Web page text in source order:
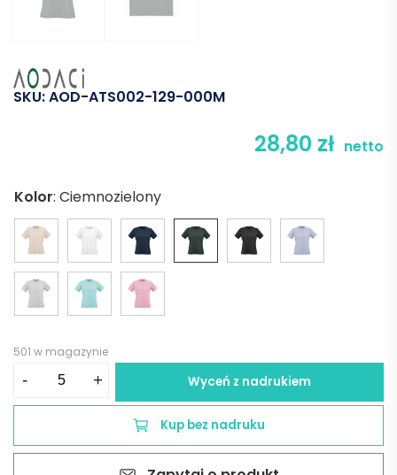
SKU:AOD-ATS002-129-000M
28,80 zł netto
Kolor: Ciemnozielony
501 w magazynie
-
jersey
+ Wyceń z nadrukiem
Kup bez nadruku